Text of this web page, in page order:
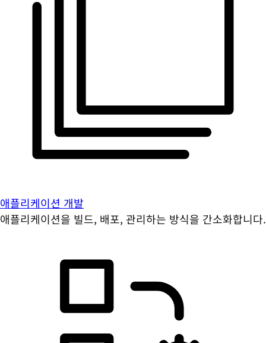
애플리케이션 개발
애플리케이션을 빌드, 배포, 관리하는 방식을 간소화합니다.